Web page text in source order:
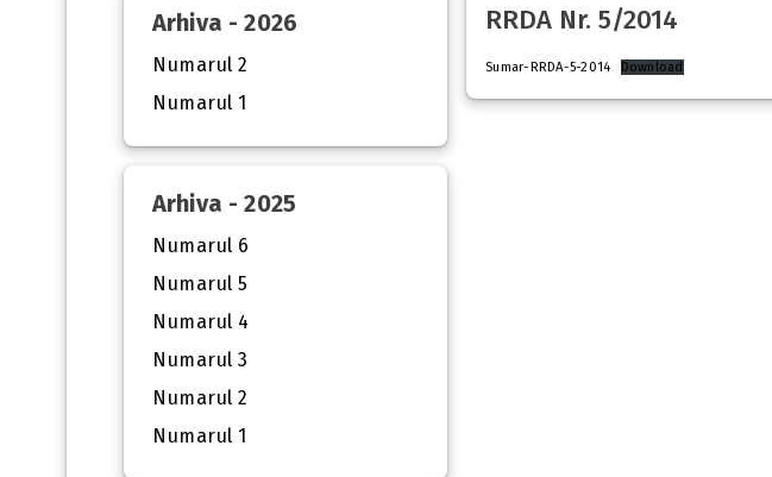
Arhiva - 2026
Numarul 2
Numarul 1
Arhiva - 2025
Numarul 6
Numarul 5
Numarul 4
Numarul 3
Numarul 2
Numarul 1
RRDA Nr. 5/2014
Sumar-RRDA-5-2014 Download